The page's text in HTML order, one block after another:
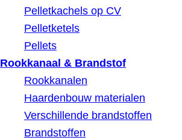
Pelletkachels op CV
Pelletketels
Pellets
Rookkanaal & Brandstof
Rookkanalen
Haardenbouw materialen
Verschillende brandstoffen
Brandstoffen